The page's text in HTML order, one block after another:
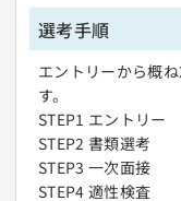
選考手順
エントリーから概
す。
STEP1 エントリー
STEP2 書類選考
STEP3 一次面接
STEP4 適性検査